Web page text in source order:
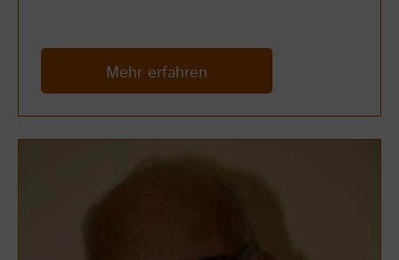
Mehr erfahren